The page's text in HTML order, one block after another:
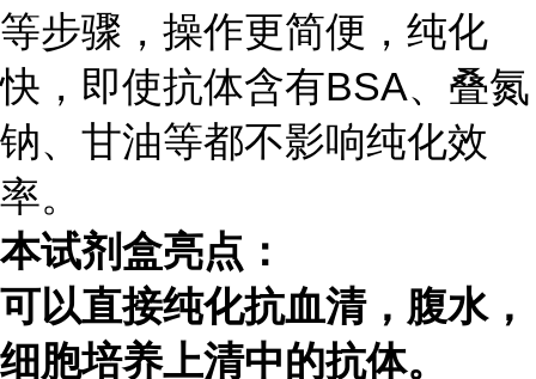
等步骤，操作更简便，纯化
快，即使抗体含有BSA、叠氮
钠、甘油等都不影响纯化效
率。
本试剂盒亮点：
可以直接纯化抗血清，腹水，
细胞培养上清中的抗体。